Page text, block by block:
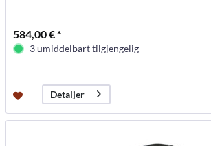
584,00 € *
3 umiddelbart tilgjengelig
Detaljer